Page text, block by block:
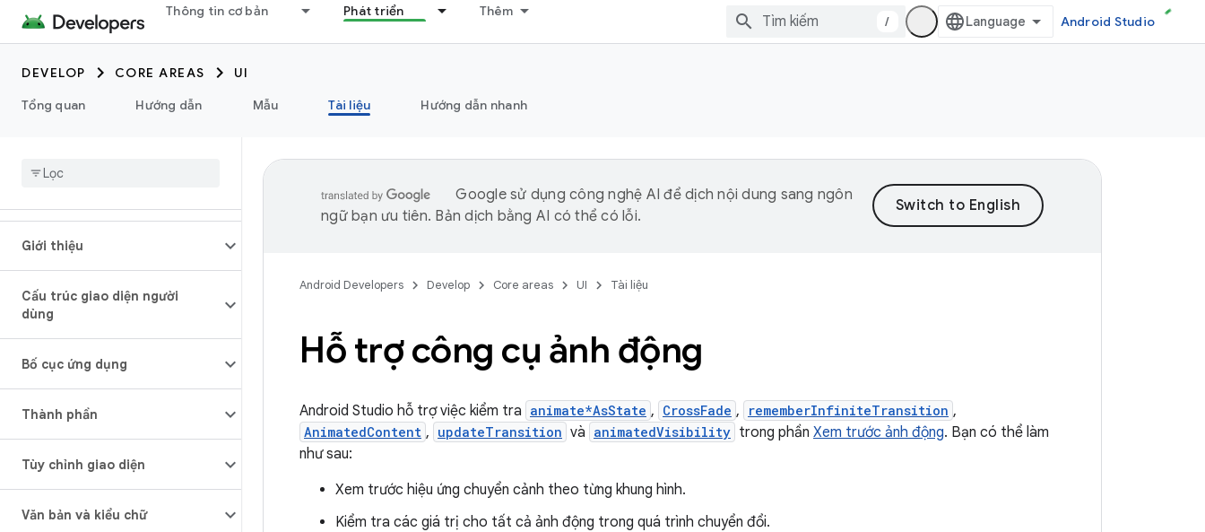
Thông tin cơ bản Phát triển Thêm
/ Android Studio
DEVELOP CORE AREAS
UI
Tổng quan
Hướng dẫn Mẫu Tài liệu Hướng dẫn nhanh
Giới thiệu
Cấu trúc giao diện người
dùng
Bố cục ứng dụng
Thành phần
Tùy chỉnh giao diện
Văn bản và kiểu chữ
Google sử dụng công nghệ AI để dịch nội dung sang ngôn
ngữ bạn ưu tiên. Bản dịch bằng AI có thể có lỗi.
Android Developers Develop Core areas UI Tài liệu
Hỗ trợ công cụ ảnh động
Android Studio hỗ trợ việc kiểm tra animate*AsState , CrossFade , rememberInfiniteTransition ,
AnimatedContent , updateTransition và animatedVisibility trong phần Xem trước ảnh động. Bạn có thể làm
như sau:
Xem trước hiệu ứng chuyển cảnh theo từng khung hình.
Kiểm tra các giá trị cho tất cả ảnh động trong quá trình chuyển đổi.